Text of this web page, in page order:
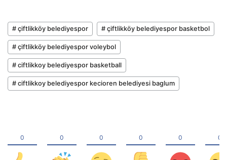
# çiftlikköy belediyespor # çiftlikköy belediyespor basketbol
# çiftlikköy belediyespor voleybol
# ciftlikkoy belediyespor basketball
# ciftlikkoy belediyespor kecioren belediyesi baglum